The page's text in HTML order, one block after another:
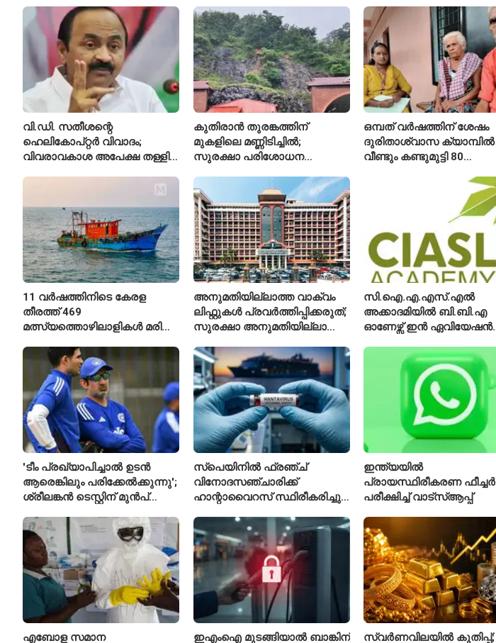
സ്കൂൾ വേറിട്ട മാതൃക
അവസാനിപ്പിച്ച് കോടതി
വി.ഡി. സതീശന്റെ
ഹെലികോപ്റ്റർ വിവാദം;
വിവരാവകാശ അപേക്ഷ തള്ളി
കുതിരാൻ തുരങ്കത്തിന്
മുകളിലെ മണ്ണിടിച്ചിൽ;
സുരക്ഷാ പരിശോധന
ഒമ്പത് വർഷത്തിന് ശേഷം
ദുരിതാശ്വാസ ക്യാമ്പിൽ
വീണ്ടും കണ്ടുമുട്ടി 80
11 വർഷത്തിനിടെ കേരള
തീരത്ത് 469
മത്സ്യത്തൊഴിലാളികൾ മരിച്ചു;
47,773 പേരെ രക്ഷപ്പെടുത്തി
അനുമതിയില്ലാത്ത വാക്വം
ലിഫ്റ്റുകൾ പ്രവർത്തിപ്പിക്കരുത്;
സുരക്ഷാ അനുമതിയില്ലാത്ത
ഹൈക്കോടതിയുടെ വിലക്ക്
സി.ഐ.എ.എസ്.എൽ
അക്കാദമിയിൽ ബി.ബി.എ
ഓണേഴ്സ് ഇൻ ഏവിയേഷൻ
ഈമാസം 12 വരെ
'ടീം പ്രഖ്യാപിച്ചാൽ ഉടൻ
ആരെങ്കിലും പരിക്കേൽക്കുന്നു';
ശ്രീലങ്കൻ ടെസ്റ്റിന് മുൻപ്
മുൻതാരം
സ്പെയിനിൽ ഫ്രഞ്ച്
വിനോദസഞ്ചാരിക്ക്
ഹാന്റാവൈറസ് സ്ഥിരീകരിച്ചു;
പ്രവേശിപ്പിച്ചു
ഇന്ത്യയിൽ
പ്രായസ്ഥിരീകരണ ഫീച്ചർ
പരീക്ഷിച്ച് വാട്‌സ്ആപ്പ്
എബോള സമാന ഇഎംഐ മുടങ്ങിയാൽ ബാങ്കിന് സ്വർണവിലയിൽ കുതിപ്പ്;